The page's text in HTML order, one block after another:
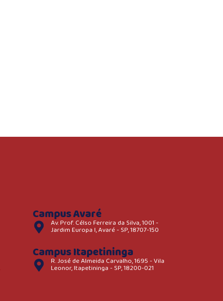
Campus Avaré
Av. Prof. Célso Ferreira da Silva, 1001 -
Jardim Europa I, Avaré - SP, 18707-150
Campus Itapetininga
R. José de Almeida Carvalho, 1695 - Vila
Leonor, Itapetininga - SP, 18200-021